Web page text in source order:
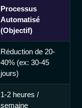
Processus
Automatisé
(Objectif)
Réduction de 20-
40% (ex: 30-45
jours)
1-2 heures /
semaine